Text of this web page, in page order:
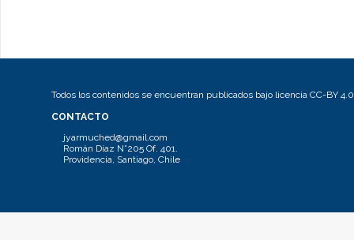
Todos los contenidos se encuentran publicados bajo licencia CC-BY 4.0
CONTACTO
jyarmuched@gmail.com
Román Díaz N°205 Of. 401.
Providencia, Santiago, Chile